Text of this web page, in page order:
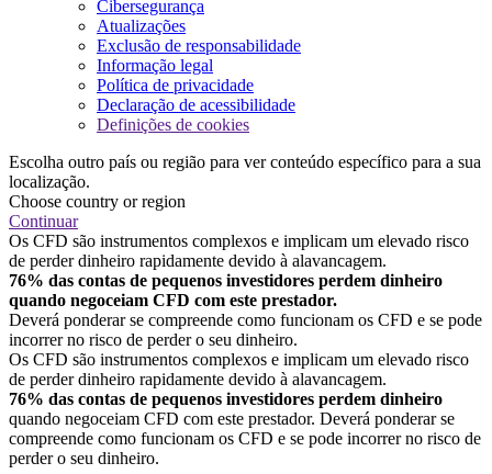
Cibersegurança
Atualizações
Exclusão de responsabilidade
Informação legal
Política de privacidade
Declaração de acessibilidade
Definições de cookies
Escolha outro país ou região para ver conteúdo específico para a sua
localização.
Choose country or region
Continuar
Os CFD são instrumentos complexos e implicam um elevado risco
de perder dinheiro rapidamente devido à alavancagem.
76% das contas de pequenos investidores perdem dinheiro
quando negoceiam CFD com este prestador.
Deverá ponderar se compreende como funcionam os CFD e se pode
incorrer no risco de perder o seu dinheiro.
Os CFD são instrumentos complexos e implicam um elevado risco
de perder dinheiro rapidamente devido à alavancagem.
76% das contas de pequenos investidores perdem dinheiro
quando negoceiam CFD com este prestador. Deverá ponderar se
compreende como funcionam os CFD e se pode incorrer no risco de
perder o seu dinheiro.